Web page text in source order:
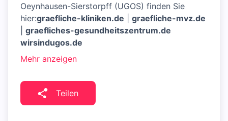
Oeynhausen-Sierstorpff (UGOS) finden Sie
hier:graefliche-kliniken.de
graefliche-mvz.de
graefliches-gesundheitszentrum.de
wirsindugos.de
Mehr anzeigen
Teilen